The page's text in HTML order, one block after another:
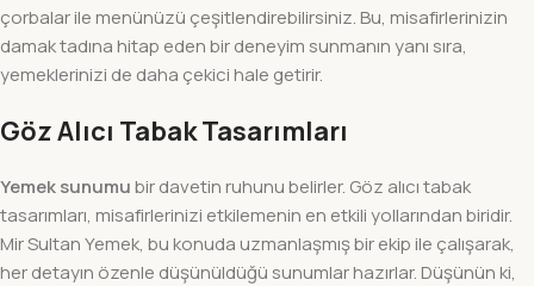
çorbalar ile menünüzü çeşitlendirebilirsiniz. Bu, misafirlerinizin
damak tadına hitap eden bir deneyim sunmanın yanı sıra,
yemeklerinizi de daha çekici hale getirir.
Göz Alıcı Tabak Tasarımları
Yemek sunumubir davetin ruhunu belirler. Göz alıcı tabak
tasarımları, misafirlerinizi etkilemenin en etkili yollarından biridir.
Mir Sultan Yemek, bu konuda uzmanlaşmış bir ekip ile çalışarak,
her detayın özenle düşünüldüğü sunumlar hazırlar. Düşünün ki,